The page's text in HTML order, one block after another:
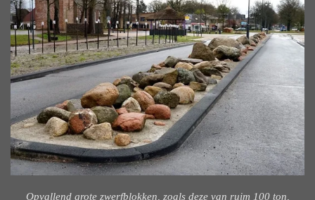
Opvallend grote zwerfblokken, zoals deze van ruim 100 ton,